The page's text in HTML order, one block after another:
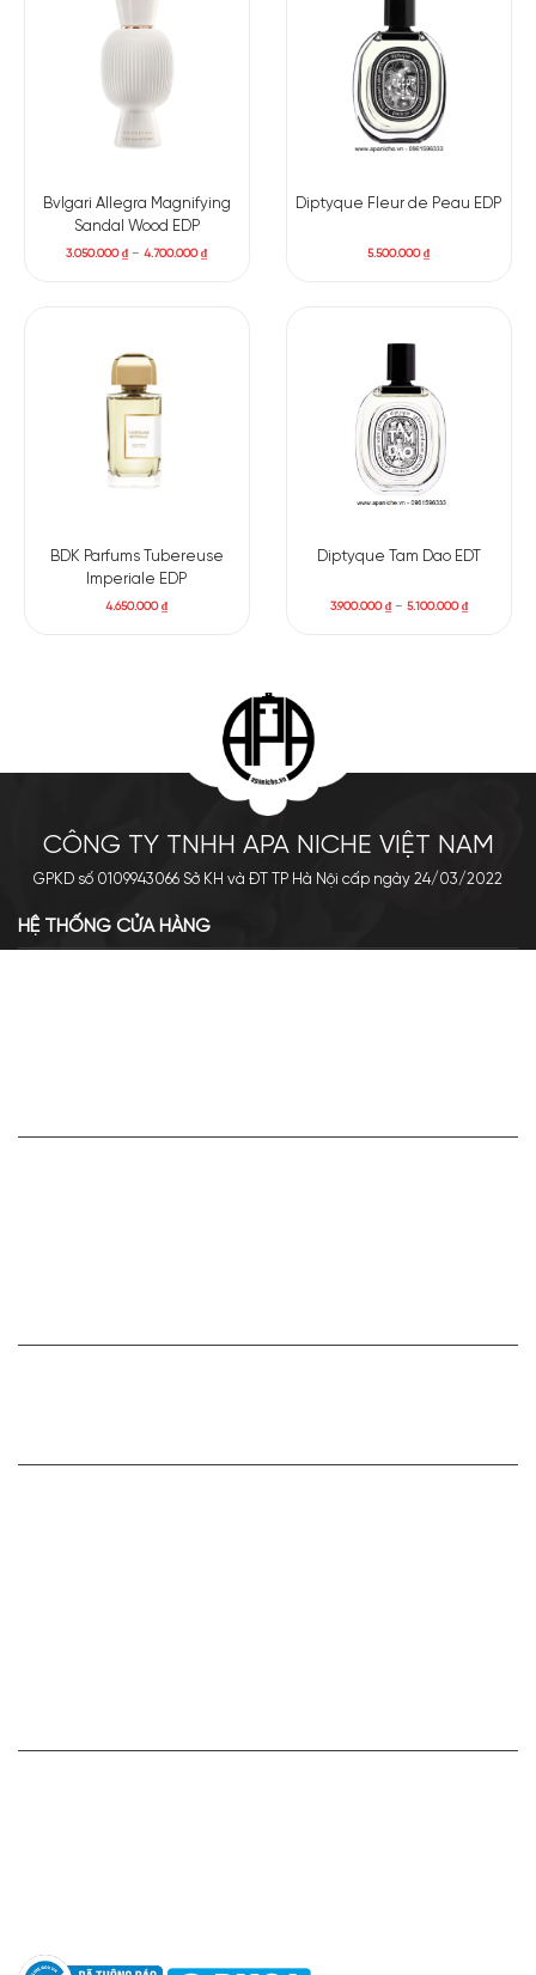
Bvlgari Allegra Magnifying
Sandal Wood EDP
3.050.000₫ –4.700.000₫
Diptyque Fleur de Peau EDP
5.500.000₫
BDK Parfums Tubereuse
Imperiale EDP
4.650.000₫
Diptyque Tam Dao EDT
3.900.000₫– 5.100.000₫
CÔNG TY TNHH APA NICHE VIỆT NAM
GPKD số 0109943066 Sở KH và ĐT TP Hà Nội cấp ngày 24/03/2022
HỆ THỐNG CỬA HÀNG